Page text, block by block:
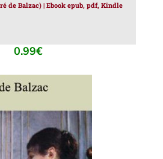
de Balzac) | Ebook epub, pdf, Kindle
0.99€